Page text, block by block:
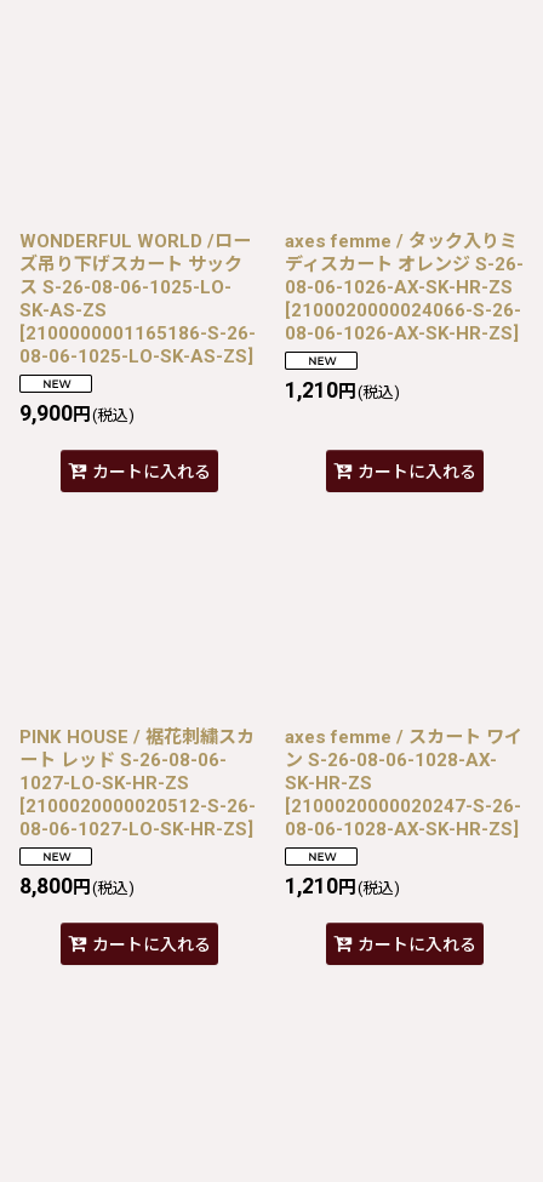
WONDERFUL WORLD /ロー
ズ吊り下げスカート サック
ス S-26-08-06-1025-LO-
SK-AS-ZS
[2100000001165186-S-26-
08-06-1025-LO-SK-AS-ZS]
9,900円 (税込)
カートに入れる
axes femme / タック入りミ
ディスカート オレンジ S-26-
08-06-1026-AX-SK-HR-ZS
[2100020000024066-S-26-
08-06-1026-AX-SK-HR-ZS]
1,210円 (税込)
カートに入れる
PINK HOUSE / 裾花刺繍スカ
ート レッド S-26-08-06-
1027-LO-SK-HR-ZS
[2100020000020512-S-26-
08-06-1027-LO-SK-HR-ZS]
8,800円 (税込)
カートに入れる
axes femme / スカート ワイ
ン S-26-08-06-1028-AX-
SK-HR-ZS
[2100020000020247-S-26-
08-06-1028-AX-SK-HR-ZS]
1,210円 (税込)
カートに入れる